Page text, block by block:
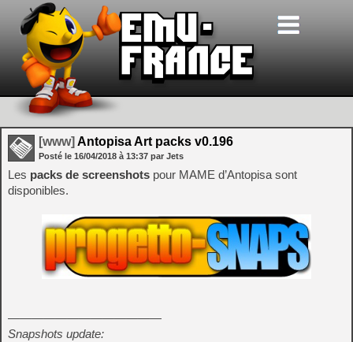
[www] Antopisa Art packs v0.196
Posté le 16/04/2018 à 13:37 par Jets
Les packs de screenshots pour MAME d’Antopisa sont
disponibles.
—————————————
Snapshots update: